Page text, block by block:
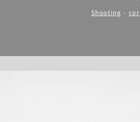
Shooting -